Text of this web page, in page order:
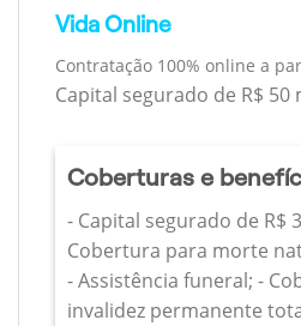
Vida Online
Contratação 100% online a
Capital segurado de R$ 50
Coberturas e
- Capital segurado de R$
Cobertura para morte
- Assistência funeral; -
invalidez permanente